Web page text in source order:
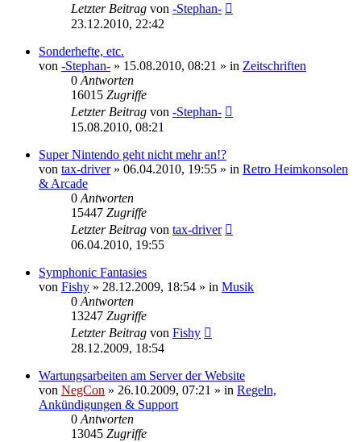
Letzter Beitrag von -Stephan-
23.12.2010, 22:42
Sonderhefte, etc.
von -Stephan- » 15.08.2010, 08:21 » in Zeitschriften
0Antworten
16015 Zugriffe
Letzter Beitrag von -Stephan-
15.08.2010, 08:21
Super Nintendo geht nicht mehr an!?
von tax-driver» 06.04.2010, 19:55 » in Retro Heimkonsolen
& Arcade
0Antworten
15447 Zugriffe
Letzter Beitrag von tax-driver
06.04.2010, 19:55
Symphonic Fantasies
von Fishy » 28.12.2009, 18:54 » in Musik
0Antworten
13247 Zugriffe
Letzter Beitrag von Fishy
28.12.2009, 18:54
Wartungsarbeiten am Server der Website
von NegCon » 26.10.2009, 07:21 » in Regeln,
Ankündigungen & Support
0Antworten
13045 Zugriffe